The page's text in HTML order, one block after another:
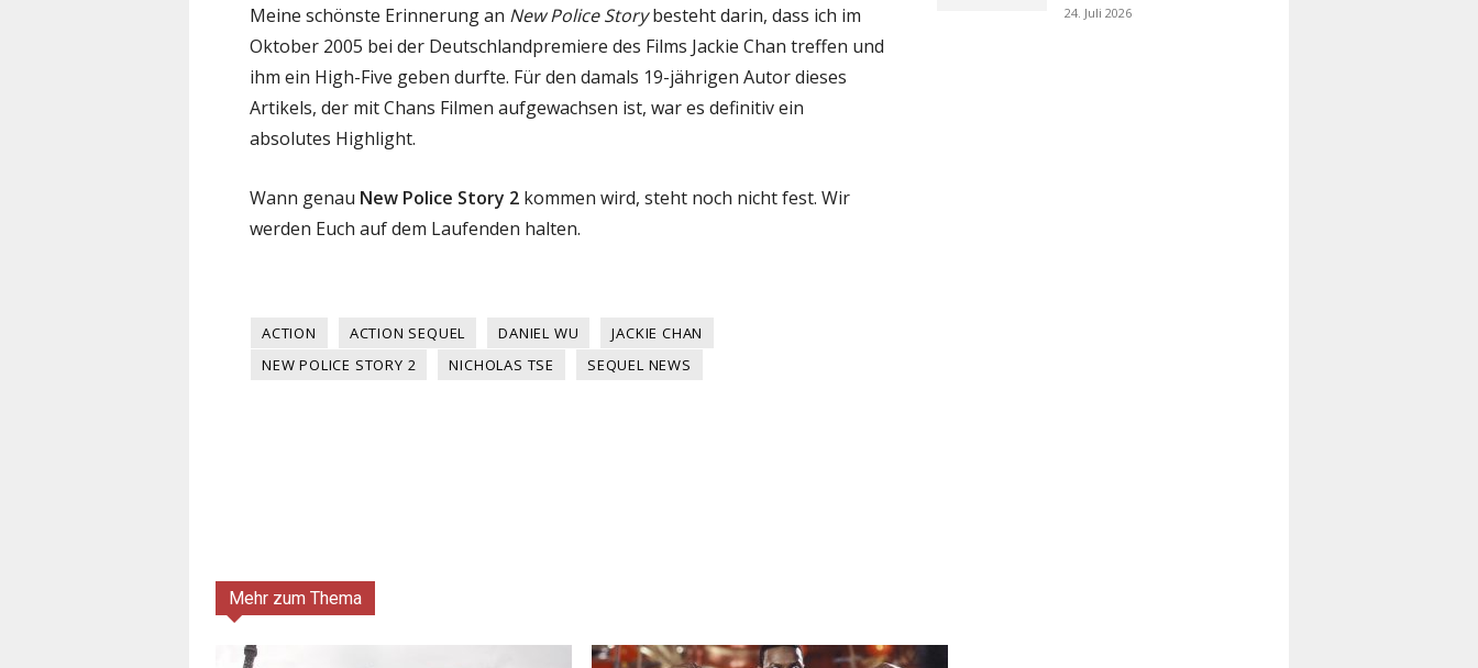
Meine schönste Erinnerung an New Police Storybesteht darin, dass ich im
Oktober 2005 bei der Deutschlandpremiere des Films Jackie Chan treffen und
ihm ein High-Five geben durfte. Für den damals 19-jährigen Autor dieses
Artikels, der mit Chans Filmen aufgewachsen ist, war es definitiv ein
absolutes Highlight.
Wann genau New Police Story 2 kommen wird, steht noch nicht fest. Wir
werden Euch auf dem Laufenden halten.
ACTION ACTION SEQUEL DANIEL WU
JACKIE CHAN
NEW POLICE STORY 2
NICHOLAS TSE SEQUEL NEWS
24. Juli 2026
Mehr zum Thema